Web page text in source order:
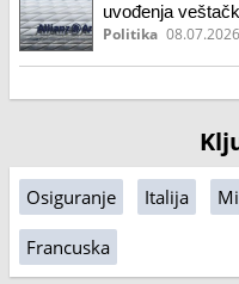
uvođenja
Politika 08.07.2026
Osiguranje Italija
Francuska